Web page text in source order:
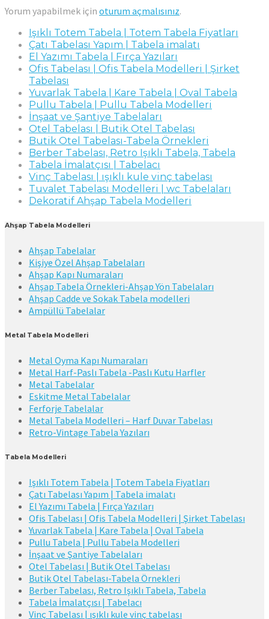
Yorum yapabilmek için oturum açmalısınız.
Işıklı Totem Tabela | Totem Tabela Fiyatları
Çatı Tabelası Yapım | Tabela imalatı
El Yazımı Tabela | Fırça Yazıları
Ofis Tabelası | Ofis Tabela Modelleri | Şirket
Tabelası
Yuvarlak Tabela | Kare Tabela | Oval Tabela
Pullu Tabela | Pullu Tabela Modelleri
İnşaat ve Şantiye Tabelaları
Otel Tabelası | Butik Otel Tabelası
Butik Otel Tabelası-Tabela Örnekleri
Berber Tabelası, Retro Işıklı Tabela, Tabela
Tabela İmalatçısı | Tabelacı
Vinç Tabelası | ışıklı kule vinç tabelası
Tuvalet Tabelası Modelleri | wc Tabelaları
Dekoratif Ahşap Tabela Modelleri
Ahşap Tabela Modelleri
Ahşap Tabelalar
Kişiye Özel Ahşap Tabelaları
Ahşap Kapı Numaraları
Ahşap Tabela Örnekleri-Ahşap Yön Tabelaları
Ahşap Cadde ve Sokak Tabela modelleri
Ampüllü Tabelalar
Metal Tabela Modelleri
Metal Oyma Kapı Numaraları
Metal Harf-Paslı Tabela -Paslı Kutu Harfler
Metal Tabelalar
Eskitme Metal Tabelalar
Ferforje Tabelalar
Metal Tabela Modelleri – Harf Duvar Tabelası
Retro-Vintage Tabela Yazıları
Tabela Modelleri
Işıklı Totem Tabela | Totem Tabela Fiyatları
Çatı Tabelası Yapım | Tabela imalatı
El Yazımı Tabela | Fırça Yazıları
Ofis Tabelası | Ofis Tabela Modelleri | Şirket Tabelası
Yuvarlak Tabela | Kare Tabela | Oval Tabela
Pullu Tabela | Pullu Tabela Modelleri
İnşaat ve Şantiye Tabelaları
Otel Tabelası | Butik Otel Tabelası
Butik Otel Tabelası-Tabela Örnekleri
Berber Tabelası, Retro Işıklı Tabela, Tabela
Tabela İmalatçısı | Tabelacı
Vinç Tabelası | ışıklı kule vinç tabelası